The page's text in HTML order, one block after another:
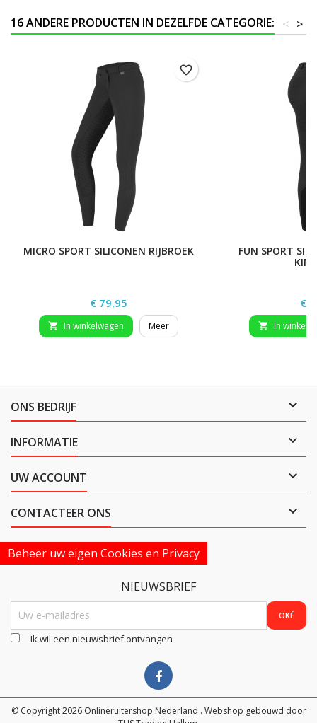
16 ANDERE PRODUCTEN IN DEZELFDE CATEGORIE: >
<
MICRO SPORT SILICONEN RIJBROEK
Prijs
€ 79,95
 In winkelwagen Meer
favorite_border
FUN SPORT
€
 In
ONS BEDRIJF 
INFORMATIE 
UW ACCOUNT 
CONTACTEER ONS 
Beheer uw eigen Cookies en Privacy
NIEUWSBRIEF
Ik wil een nieuwsbrief ontvangen
© Copyright 2026 Onlineruitershop Nederland . Webshop gebouwd door